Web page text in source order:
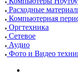
Расходные
Компьютерная
Оргтехника
Сетевое
Аудио
Фото и Видео